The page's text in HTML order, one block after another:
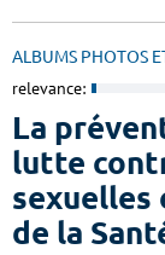
ALBUMS PHOTOS
relevance:
La
lutte
sexuelles
de la